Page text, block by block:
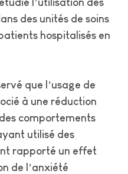
des unités de soins
hospitalisés en
que l’usage de
à une réduction
comportements
utilisé des
rapporté un effet
de l’anxiété